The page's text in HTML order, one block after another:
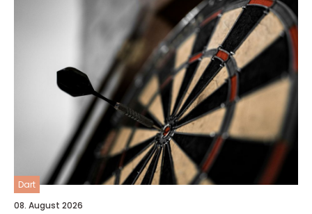
Dart
08. August 2026